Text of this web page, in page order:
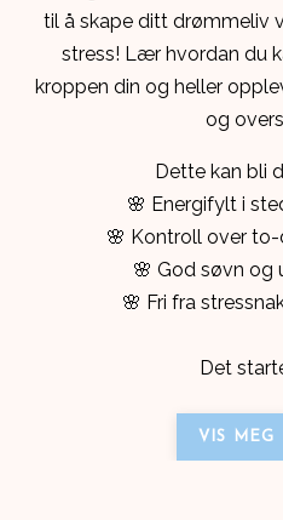
til å skape ditt drømmeliv
stress! Lær hvordan du
kroppen din og heller
og
Dette kan bli
🌸 Energifylt i
🌸 Kontroll over
🌸 God søvn og
🌸 Fri fra
Det
VIS MEG